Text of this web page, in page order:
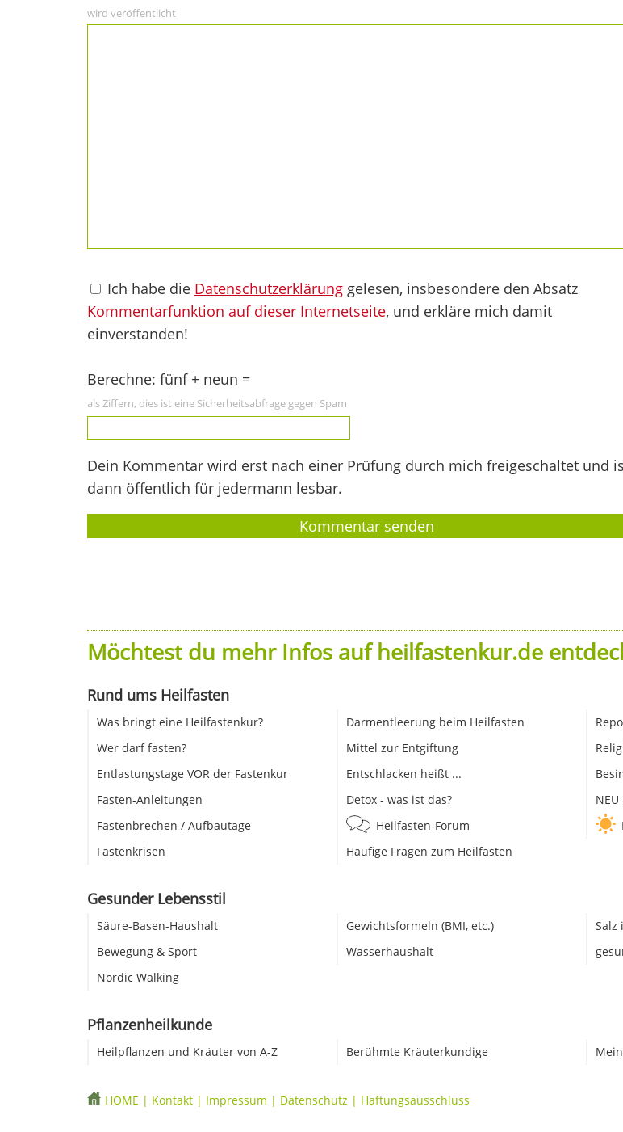
wird veröffentlicht
Ich habe die Datenschutzerklärunggelesen, insbesondere den Absatz
Kommentarfunktion auf dieser Internetseite, und erkläre mich damit
einverstanden!
Berechne: fünf + neun =
als Ziffern, dies ist eine Sicherheitsabfrage gegen Spam
Dein Kommentar wird erst nach einer Prüfung durch mich freigeschaltet und
dann öffentlich für jedermann lesbar.
Möchtest du mehr Infos auf heilfastenkur.de
Rund ums Heilfasten
Was bringt eine Heilfastenkur?
Wer darf fasten?
Entlastungstage VOR der Fastenkur
Fasten-Anleitungen
Fastenbrechen / Aufbautage
Fastenkrisen
Darmentleerung beim Heilfasten
Mittel zur Entgiftung
Entschlacken heißt ...
Detox - was ist das?
Heilfasten-Forum
Häufige Fragen zum Heilfasten
NEU
Gesunder Lebensstil
Säure-Basen-Haushalt
Bewegung & Sport
Nordic Walking
Gewichtsformeln (BMI, etc.)
Wasserhaushalt
Salz
Pflanzenheilkunde
Heilpflanzen und Kräuter von A-Z Berühmte Kräuterkundige
HOME | Kontakt| Impressum | Datenschutz | Haftungsausschluss